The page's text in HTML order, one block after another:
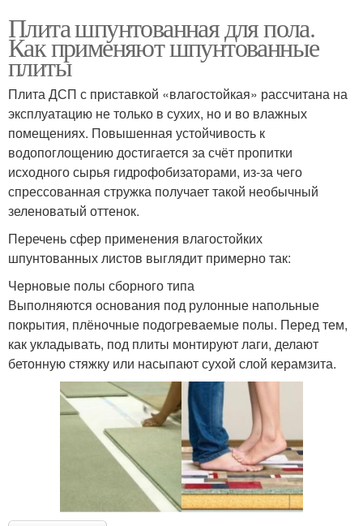
Плита шпунтованная для пола.
Как применяют шпунтованные
плиты
Плита ДСП с приставкой «влагостойкая» рассчитана на
эксплуатацию не только в сухих, но и во влажных
помещениях. Повышенная устойчивость к
водопоглощению достигается за счёт пропитки
исходного сырья гидрофобизаторами, из-за чего
спрессованная стружка получает такой необычный
зеленоватый оттенок.
Перечень сфер применения влагостойких
шпунтованных листов выглядит примерно так:
Черновые полы сборного типа
Выполняются основания под рулонные напольные
покрытия, плёночные подогреваемые полы. Перед тем,
как укладывать, под плиты монтируют лаги, делают
бетонную стяжку или насыпают сухой слой керамзита.